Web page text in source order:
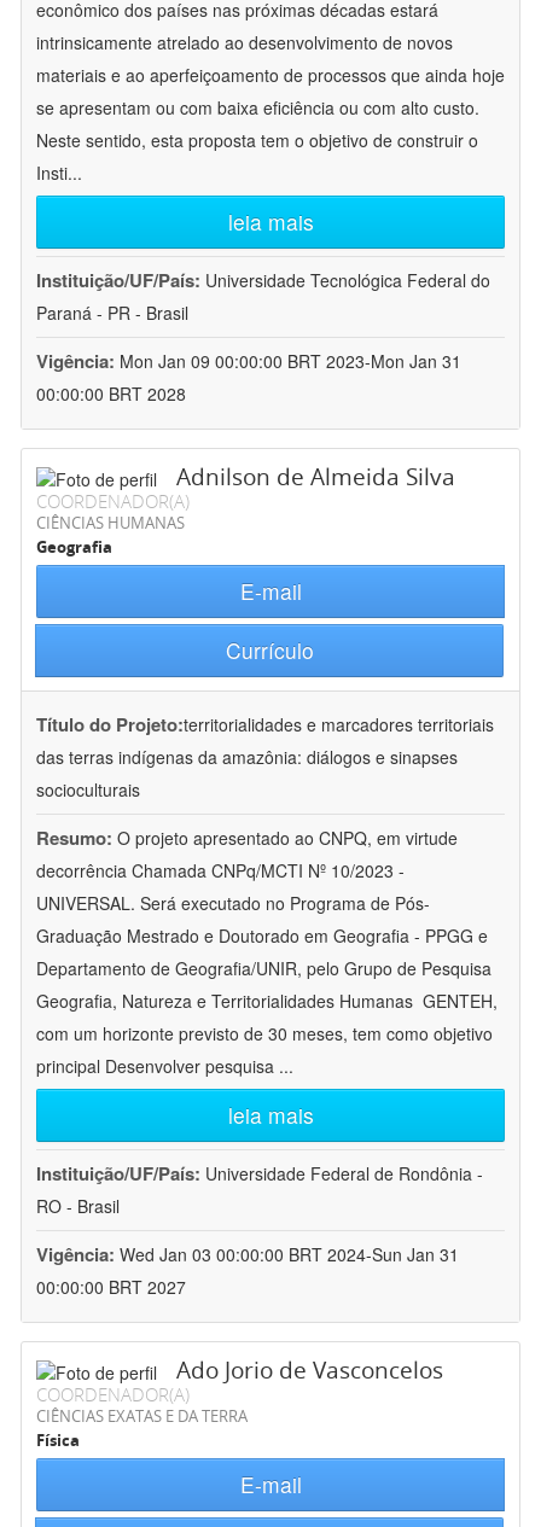
econômico dos países nas próximas décadas estará
intrinsicamente atrelado ao desenvolvimento de novos
materiais e ao aperfeiçoamento de processos que ainda hoje
se apresentam ou com baixa eficiência ou com alto custo.
Neste sentido, esta proposta tem o objetivo de construir o
Insti...
leia mais
Instituição/UF/País: Universidade Tecnológica Federal do
Paraná - PR - Brasil
Vigência: Mon Jan 09 00:00:00 BRT 2023-Mon Jan 31
00:00:00 BRT 2028
Adnilson de Almeida Silva
COORDENADOR(A)
CIÊNCIAS HUMANAS
Geografia
E-mail
Currículo
Título do Projeto:territorialidades e marcadores territoriais
das terras indígenas da amazônia: diálogos e sinapses
socioculturais
Resumo: O projeto apresentado ao CNPQ, em virtude
decorrência Chamada CNPq/MCTI Nº 10/2023 -
UNIVERSAL. Será executado no Programa de Pós-
Graduação Mestrado e Doutorado em Geografia - PPGG e
Departamento de Geografia/UNIR, pelo Grupo de Pesquisa
Geografia, Natureza e Territorialidades Humanas  GENTEH,
com um horizonte previsto de 30 meses, tem como objetivo
principal Desenvolver pesquisa ...
leia mais
Instituição/UF/País: Universidade Federal de Rondônia -
RO - Brasil
Vigência: Wed Jan 03 00:00:00 BRT 2024-Sun Jan 31
00:00:00 BRT 2027
Ado Jorio de Vasconcelos
COORDENADOR(A)
CIÊNCIAS EXATAS E DA TERRA
Física
E-mail